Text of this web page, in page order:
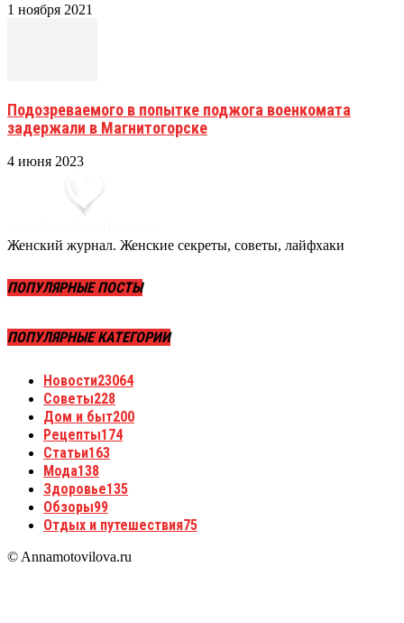
1 ноября 2021
Подозреваемого в попытке поджога военкомата
задержали в Магнитогорске
4 июня 2023
Женский журнал. Женские секреты, советы, лайфхаки
ПОПУЛЯРНЫЕ ПОСТЫ
ПОПУЛЯРНЫЕ КАТЕГОРИИ
Новости23064
Советы228
Дом и быт200
Рецепты174
Статьи163
Мода138
Здоровье135
Обзоры99
Отдых и путешествия75
© Annamotovilova.ru